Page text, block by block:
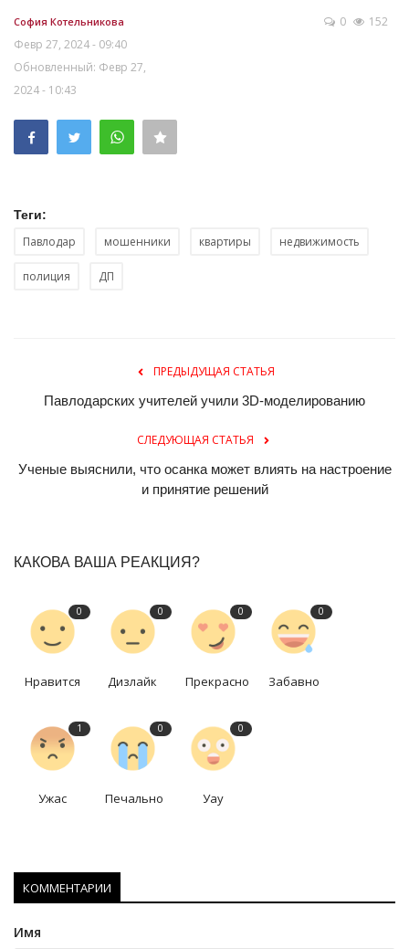
София Котельникова
Февр 27, 2024 - 09:40
Обновленный: Февр 27,
2024 - 10:43
0 152
Теги:
Павлодар мошенники квартиры недвижимость
полиция ДП
ПРЕДЫДУЩАЯ СТАТЬЯ
Павлодарских учителей учили 3D-моделированию
СЛЕДУЮЩАЯ СТАТЬЯ
Ученые выяснили, что осанка может влиять на настроение
и принятие решений
КАКОВА ВАША РЕАКЦИЯ?
0
Нравится
0
Дизлайк
0
Прекрасно
0
Забавно
1
Ужас
0
Печально
0
Уау
КОММЕНТАРИИ
Имя